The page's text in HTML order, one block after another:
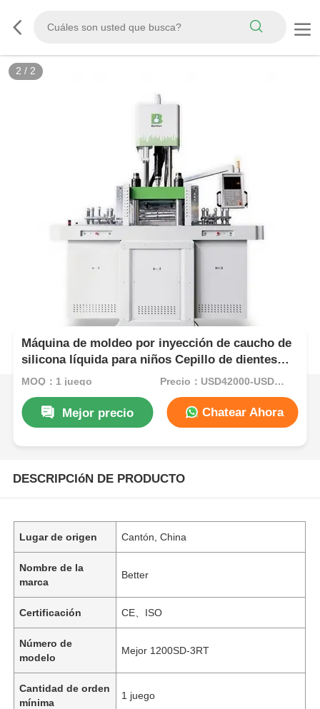
2 / 2
Máquina de moldeo por inyección de caucho de
silicona líquida para niños Cepillo de dientes
con material FDA
MOQ：1 juego Precio：USD42000-USD82000per set
Mejor precio Chatear Ahora
DESCRIPCIóN DE PRODUCTO
Lugar de origen Cantón, China
Nombre de la
marca
Better
Certificación CE、ISO
Número de
modelo
Mejor 1200SD-3RT
Cantidad de orden
mínima
1 juego